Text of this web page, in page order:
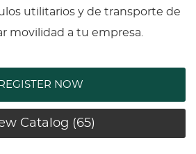
utilitarios y de transporte de
movilidad a tu empresa.
REGISTER NOW
Catalog (65)